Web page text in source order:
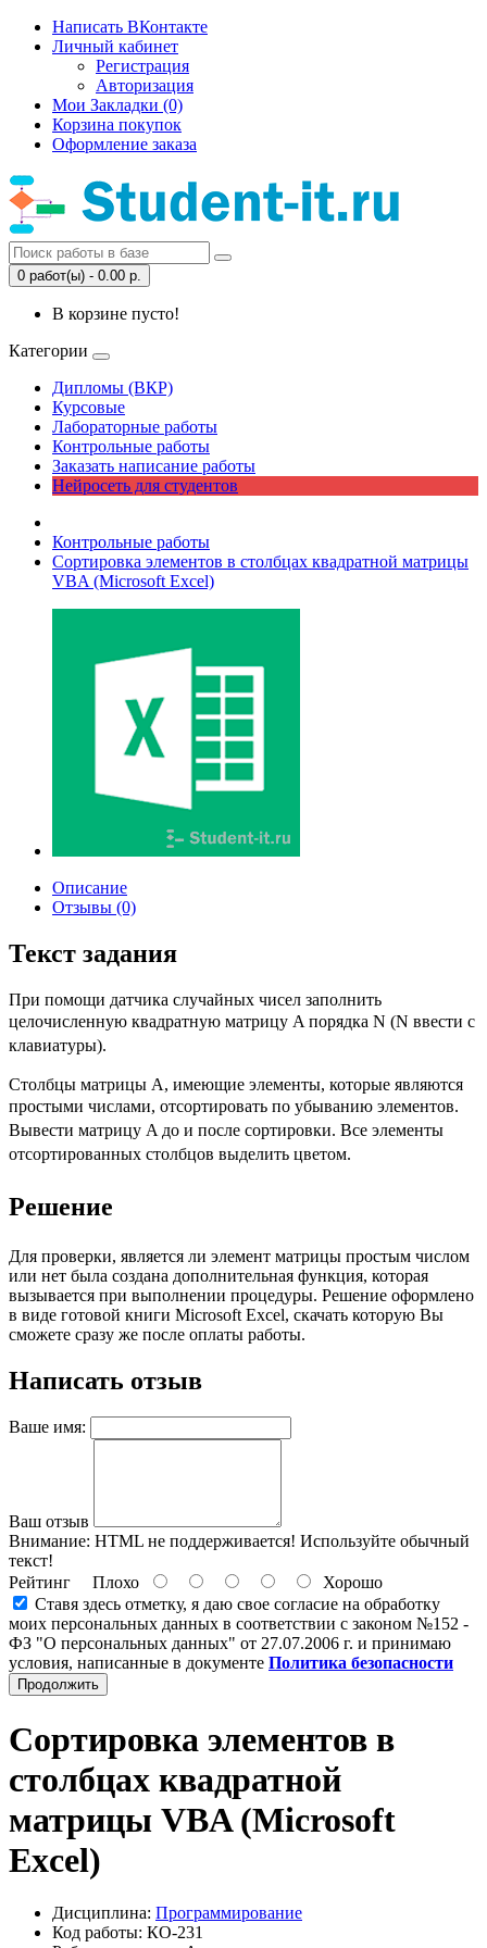
Написать ВКонтакте
Личный кабинет
Регистрация
Авторизация
Мои Закладки (0)
Корзина покупок
Оформление заказа
0 работ(ы) - 0.00 р.
В корзине пусто!
Категории
Дипломы (ВКР)
Курсовые
Лабораторные работы
Контрольные работы
Заказать написание работы
Нейросеть для студентов
Контрольные работы
Сортировка элементов в столбцах квадратной матрицы
VBA (Microsoft Excel)
Описание
Отзывы (0)
Текст задания
При помощи датчика случайных чисел заполнить
целочисленную квадратную матрицу A порядка N (N ввести с
клавиатуры).
Столбцы матрицы A, имеющие элементы, которые являются
простыми числами, отсортировать по убыванию элементов.
Вывести матрицу A до и после сортировки. Все элементы
отсортированных столбцов выделить цветом.
Решение
Для проверки, является ли элемент матрицы простым числом
или нет была создана дополнительная функция, которая
вызывается при выполнении процедуры. Решение оформлено
в виде готовой книги Microsoft Excel, скачать которую Вы
сможете сразу же после оплаты работы.
Написать отзыв
Ваше имя:
Ваш отзыв
Внимание: HTML не поддерживается! Используйте обычный
текст!
Рейтинг Плохо
Хорошо
Ставя здесь отметку, я даю свое согласие на обработку
моих персональных данных в соответствии с законом №152 -
ФЗ "О персональных данных" от 27.07.2006 г. и принимаю
условия, написанные в документе Политика безопасности
Продолжить
Сортировка элементов в
столбцах квадратной
матрицы VBA (Microsoft
Excel)
Дисциплина: Программирование
Код работы: КО-231